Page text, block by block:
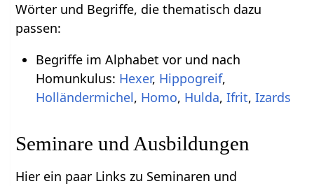
Wörter und Begriffe, die thematisch dazu
passen:
Begriffe im Alphabet vor und nach
Homunkulus: Hexer, Hippogreif,
Holländermichel, Homo, Hulda, Ifrit, Izards
Seminare und Ausbildungen
Hier ein paar Links zu Seminaren und